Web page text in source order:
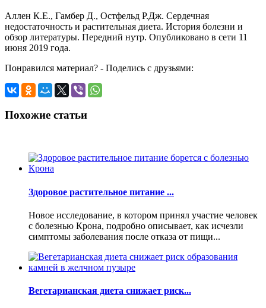
Аллен К.Е., Гамбер Д., Остфельд Р.Дж. Сердечная
недостаточность и растительная диета. История болезни и
обзор литературы. Передний нутр. Опубликовано в сети 11
июня 2019 года.
Понравился материал? - Поделись с друзьями:
Похожие статьи
Здоровое растительное питание ...
Новое исследование, в котором принял участие человек
с болезнью Крона, подробно описывает, как исчезли
симптомы заболевания после отказа от пищи...
Вегетарианская диета снижает риск...